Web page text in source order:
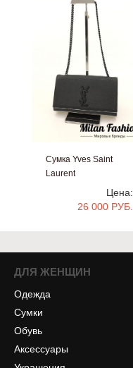
Сумка Yves Saint
Laurent
Цена:
26 000 РУБ.
ДЛЯ ЖЕНЩИН
Одежда
Сумки
Обувь
Аксессуары